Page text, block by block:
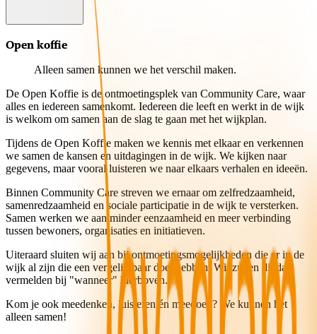
Open koffie
Alleen samen kunnen we het verschil maken.
De Open Koffie is de ontmoetingsplek van Community Care, waar
alles en iedereen samenkomt. Iedereen die leeft en werkt in de wijk
is welkom om samen aan de slag te gaan met het wijkplan.
Tijdens de Open Koffie maken we kennis met elkaar en verkennen
we samen de kansen en uitdagingen in de wijk. We kijken naar
gegevens, maar vooral luisteren we naar elkaars verhalen en ideeën.
Binnen Community Care streven we ernaar om zelfredzaamheid,
samenredzaamheid en sociale participatie in de wijk te versterken.
Samen werken we aan minder eenzaamheid en meer verbinding
tussen bewoners, organisaties en initiatieven.
Uiteraard sluiten wij aan bij ontmoetingsmogelijkheden die er in de
wijk al zijn die een vergelijkbaar doel hebben. Wij zullen dit dan
vermelden bij "wanneer" hierboven.
Kom je ook meedenken, luisteren én meedoen? We kunnen het
alleen samen!